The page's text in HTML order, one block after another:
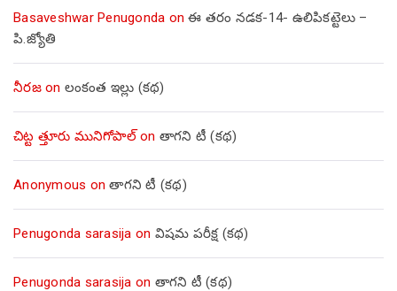
Basaveshwar Penugonda onఈ తరం నడక-14- ఉలిపికట్టెలు –
పి.జ్యోతి
నీరజon లంకంత ఇల్లు (కథ)
చిట్ట త్తూరు మునిగోపాల్on తాగని టీ (కథ)
Anonymous onతాగని టీ (కథ)
Penugonda sarasija on విషమ పరీక్ష (క‌థ‌)
Penugonda sarasija on తాగని టీ (కథ)